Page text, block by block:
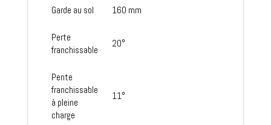
Garde au sol 160 mm
Perte
franchissable
20°
Pente
franchissable
à pleine
charge
11°